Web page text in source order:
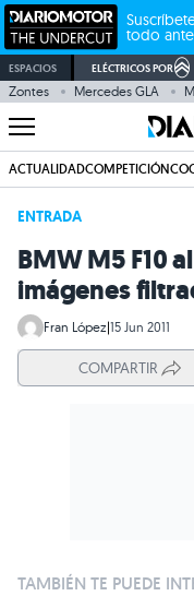
todo
ESPACIOS ELÉCTRICOS POR
Zontes Mercedes GLA
ACTUALIDADCOMPETICIÓN
ENTRADA
BMW M5 F10
imágenes
Fran López|15 Jun 2011
COMPARTIR
TAMBIÉN TE PUEDE